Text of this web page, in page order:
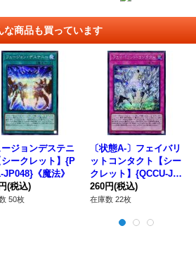
な商品も買っています
ージョンデステニ
シークレット】{P
JP048}《魔法》
(税込)
50枚
〔状態A-〕フェイバリ
ットコンタクト【シー
クレット】{QCCU-JP
024}《罠》
260円(税込)
在庫数 22枚